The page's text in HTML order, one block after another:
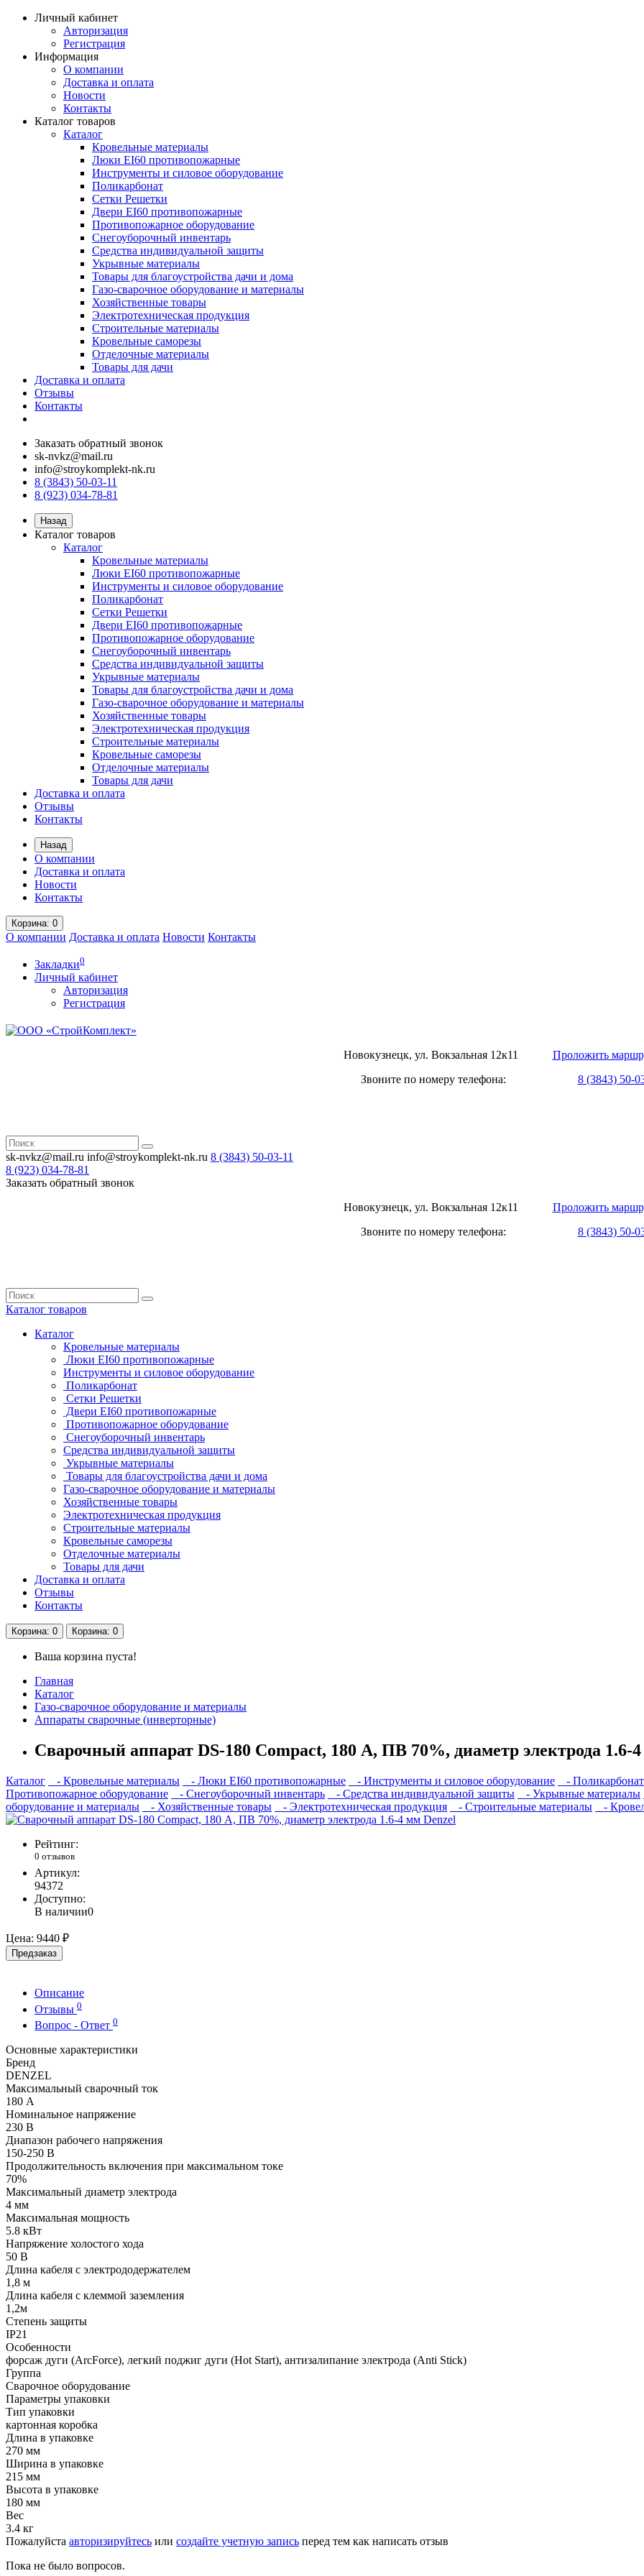
Личный кабинет
Авторизация
Регистрация
Информация
О компании
Доставка и оплата
Новости
Контакты
Каталог товаров
Каталог
Кровельные материалы
Люки EI60 противопожарные
Инструменты и силовое оборудование
Поликарбонат
Сетки Решетки
Двери EI60 противопожарные
Противопожарное оборудование
Снегоуборочный инвентарь
Средства индивидуальной защиты
Укрывные материалы
Товары для благоустройства дачи и дома
Газо-сварочное оборудование и материалы
Хозяйственные товары
Электротехническая продукция
Строительные материалы
Кровельные саморезы
Отделочные материалы
Товары для дачи
Доставка и оплата
Отзывы
Контакты
Заказать обратный звонок
sk-nvkz@mail.ru
info@stroykomplekt-nk.ru
8 (3843) 50-03-11
8 (923) 034-78-81
Назад
Каталог товаров
Каталог
Кровельные материалы
Люки EI60 противопожарные
Инструменты и силовое оборудование
Поликарбонат
Сетки Решетки
Двери EI60 противопожарные
Противопожарное оборудование
Снегоуборочный инвентарь
Средства индивидуальной защиты
Укрывные материалы
Товары для благоустройства дачи и дома
Газо-сварочное оборудование и материалы
Хозяйственные товары
Электротехническая продукция
Строительные материалы
Кровельные саморезы
Отделочные материалы
Товары для дачи
Доставка и оплата
Отзывы
Контакты
Назад
О компании
Доставка и оплата
Новости
Контакты
Корзина: 0
О компании Доставка и оплата Новости Контакты
Закладки0
Личный кабинет
Авторизация
Регистрация
Новокузнецк, ул. Вокзальная 12к11 Проложить
Звоните по номеру телефона: 8 (3843) 50-
sk-nvkz@mail.ru info@stroykomplekt-nk.ru 8 (3843) 50-03-11
8 (923) 034-78-81
Заказать обратный звонок
Новокузнецк, ул. Вокзальная 12к11 Проложить
Звоните по номеру телефона: 8 (3843) 50-
Каталог товаров
Каталог
Кровельные материалы
Люки EI60 противопожарные
Инструменты и силовое оборудование
Поликарбонат
Сетки Решетки
Двери EI60 противопожарные
Противопожарное оборудование
Снегоуборочный инвентарь
Средства индивидуальной защиты
Укрывные материалы
Товары для благоустройства дачи и дома
Газо-сварочное оборудование и материалы
Хозяйственные товары
Электротехническая продукция
Строительные материалы
Кровельные саморезы
Отделочные материалы
Товары для дачи
Доставка и оплата
Отзывы
Контакты
Корзина: 0 Корзина: 0
Ваша корзина пуста!
Главная
Каталог
Газо-сварочное оборудование и материалы
Аппараты сварочные (инверторные)
Сварочный аппарат DS-180 Compact, 180 А, ПВ 70%, диаметр электрода 1.6-
Каталог - Кровельные материалы - Люки EI60 противопожарные - Инструменты и силовое оборудование - Поликарбонат
Противопожарное оборудование
- Снегоуборочный инвентарь - Средства индивидуальной защиты - Укрывные материалы
оборудование и материалы
- Хозяйственные товары - Электротехническая продукция - Строительные материалы -
Рейтинг:
0 отзывов
Артикул:
94372
Доступно:
В наличии0
Цена: 9440 ₽
Предзаказ
Описание
Отзывы 0
Вопрос - Ответ 0
Основные характеристики
Бренд
DENZEL
Максимальный сварочный ток
180 А
Номинальное напряжение
230 В
Диапазон рабочего напряжения
150-250 В
Продолжительность включения при максимальном токе
70%
Максимальный диаметр электрода
4 мм
Максимальная мощность
5.8 кВт
Напряжение холостого хода
50 В
Длина кабеля с электрододержателем
1,8 м
Длина кабеля с клеммой заземления
1,2м
Степень защиты
IP21
Особенности
форсаж дуги (ArcForce), легкий поджиг дуги (Hot Start), антизалипание электрода (Anti Stick)
Группа
Сварочное оборудование
Параметры упаковки
Тип упаковки
картонная коробка
Длина в упаковке
270 мм
Ширина в упаковке
215 мм
Высота в упаковке
180 мм
Вес
3.4 кг
Пожалуйста авторизируйтесь или создайте учетную запись перед тем как написать отзыв
Пока не было вопросов.